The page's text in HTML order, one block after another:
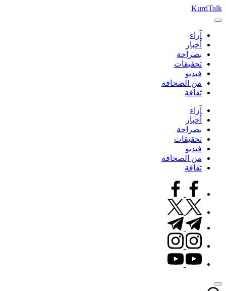
التجاوز
إلى
KurdTalk
كوردتوك
اخبار
كردية
آراء
أخبار
بصراحة
تحقيقات
فيديو
من الصحافة
ثقافة
آراء
أخبار
بصراحة
تحقيقات
فيديو
من الصحافة
ثقافة
facebook.com
twitter.com
t.me
instagram.com
youtube.com